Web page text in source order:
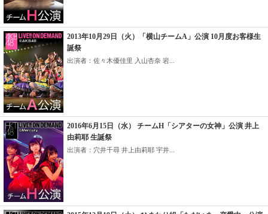
2013年10月29日（火）「横山チームA」公演 10月度お客様生
誕祭
出演者：佐々木優佳里 入山杏奈 岩...
2016年6月15日（水） チームH「シアターの女神」公演 井上
由莉耶 生誕祭
出演者：穴井千尋 井上由莉耶 宇井...